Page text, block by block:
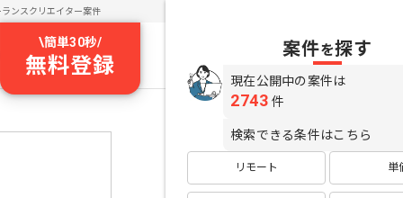
ランスクリエイター案件
\簡単30秒/
無料登録
案件を探す
現在公開中の案件は
2743 件
検索できる条件はこちら
リモート 単